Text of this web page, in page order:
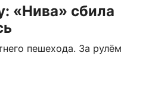
«Нива» сбила
пешехода. За рулём